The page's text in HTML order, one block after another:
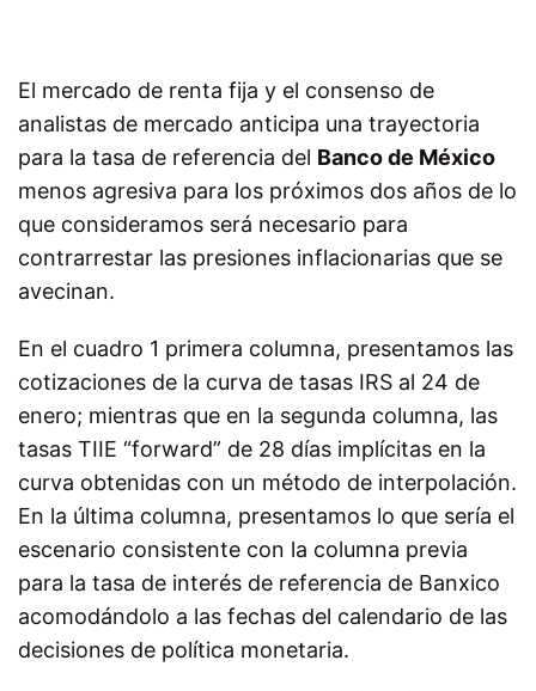
El mercado de renta fija y el consenso de
analistas de mercado anticipa una trayectoria
para la tasa de referencia del Banco de México
menos agresiva para los próximos dos años de lo
que consideramos será necesario para
contrarrestar las presiones inflacionarias que se
avecinan.
En el cuadro 1 primera columna, presentamos las
cotizaciones de la curva de tasas IRS al 24 de
enero; mientras que en la segunda columna, las
tasas TIIE “forward” de 28 días implícitas en la
curva obtenidas con un método de interpolación.
En la última columna, presentamos lo que sería el
escenario consistente con la columna previa
para la tasa de interés de referencia de Banxico
acomodándolo a las fechas del calendario de las
decisiones de política monetaria.